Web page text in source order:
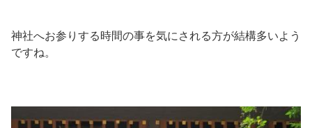
神社へお参りする時間の事を気にされる方が結構多いよう
ですね。